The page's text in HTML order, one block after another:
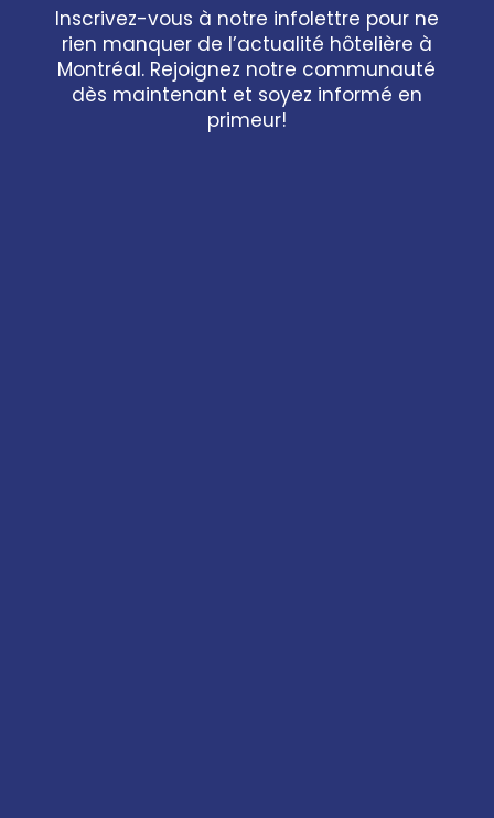
Inscrivez-vous à notre infolettre pour ne
rien manquer de l’actualité hôtelière à
Montréal. Rejoignez notre communauté
dès maintenant et soyez informé en
primeur!